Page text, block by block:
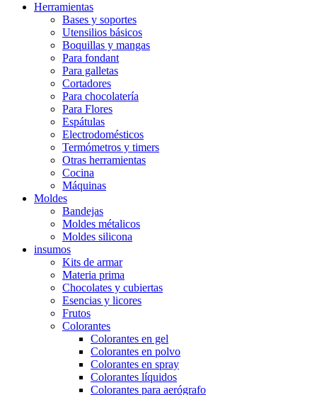
Herramientas
Bases y soportes
Utensilios básicos
Boquillas y mangas
Para fondant
Para galletas
Cortadores
Para chocolatería
Para Flores
Espátulas
Electrodomésticos
Termómetros y timers
Otras herramientas
Cocina
Máquinas
Moldes
Bandejas
Moldes métalicos
Moldes silicona
insumos
Kits de armar
Materia prima
Chocolates y cubiertas
Esencias y licores
Frutos
Colorantes
Colorantes en gel
Colorantes en polvo
Colorantes en spray
Colorantes líquidos
Colorantes para aerógrafo